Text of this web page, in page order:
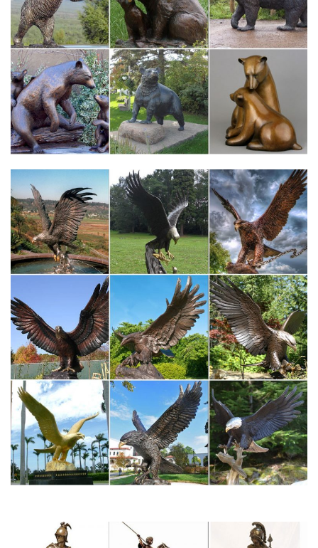
характеристики товара.Фигурка декоративная Собачка,
13,5х10х38 см.
Фигурки и статуэтки – купить по лучшей цене фигурки…
Светильники и лампочки. Ковры и шкуры. Антиквариат и
искусство. > Всё для интерьера. Хранение.Фигурки и
статуэтки. Фигурка декоративная. 3 850 руб.
Статуэтки – символ года 2018 СОБАКА купить в Москва
*Статуэтка Собака со щенками на золотых монетах.КУПИТЬ.
Код товара: 100-469. *Статуэтка фарфоровая СОБАКА серия
Цветок.
Фигурки, статуэтки собак
Майолика ярославская. Камнерезное искусство Урала,
фигурки из камня.Символ 2018 года – собака. Архив новостей.
–> Фигурки, статуэтки собак. Смешные, шустрые, умные,
популярные и не очень, но всегда преданные собаки всегда
сопровождали человека.
Статуэтки – символ 2018 года – Собака – покупайте в Москве
по…
Приобрести товары из раздела Статуэтки – символ 2018 года
– Собака, по низкой | оптовой цене можно в нашем интернет –
магазине Фабрика Желаний. Широкий ассортимент.
Фигурка Собаки – символ 2018 года | В нашем интернет-
магазине…
Пройдет всего несколько лет, как символ года Собака примет
бразды правления, чтобыВ Ираке, например, была найдена
керамическая статуэтка собакиСобака вполне заслужила такой
Статуэтки наградные и подарочные